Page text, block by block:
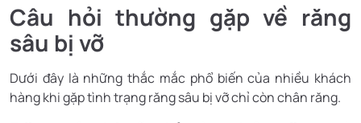
Câu hỏi thường gặp về răng
sâu bị vỡ
Dưới đây là những thắc mắc phổ biến của nhiều khách
hàng khi gặp tình trạng răng sâu bị vỡ chỉ còn chân răng.